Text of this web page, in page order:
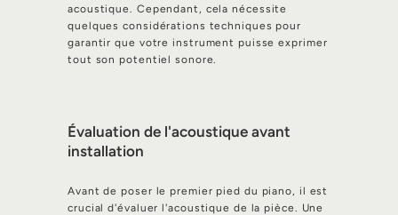
acoustique. Cependant, cela nécessite
quelques considérations techniques pour
garantir que votre instrument puisse exprimer
tout son potentiel sonore.
Évaluation de l'acoustique avant
installation
Avant de poser le premier pied du piano, il est
crucial d'évaluer l'acoustique de la pièce. Une